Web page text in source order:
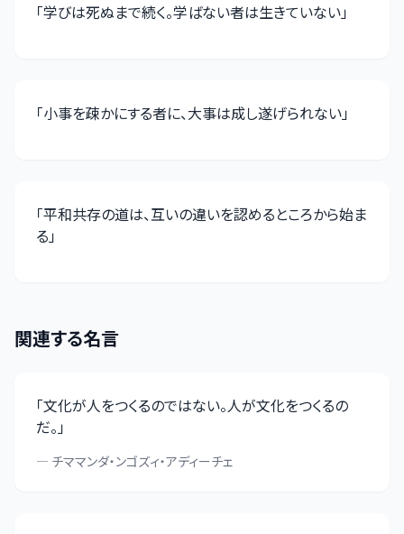
「学びは死ぬまで続く。学ばない者は生きていない」
「小事を疎かにする者に、大事は成し遂げられない」
「平和共存の道は、互いの違いを認めるところから始ま
る」
関連する名言
「文化が人をつくるのではない。人が文化をつくるの
だ。」
— チママンダ・ンゴズィ・アディーチェ